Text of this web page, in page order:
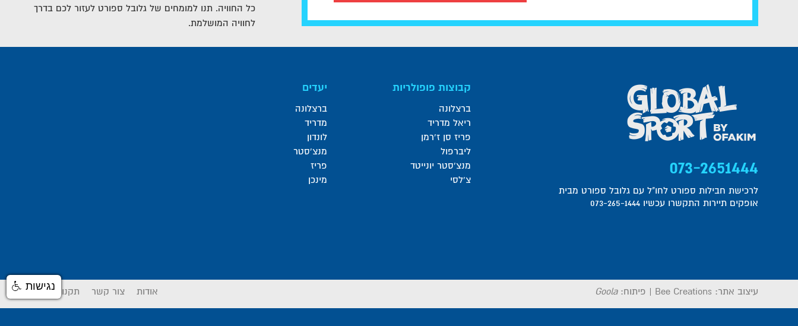
כל החוויה. תנו למומחים של גלובל ספורט לעזור לכם בדרך
לחוויה המושלמת.
073-2651444
לרכישת חבילות ספורט לחו"ל עם גלובל ספורט מבית
אופקים תיירות התקשרו עכשיו 073-265-1444
קבוצות פופולריות
ברצלונה
ריאל מדריד
פריז סן ז'רמן
ליברפול
מנצ'סטר יונייטד
צ'לסי
יעדים
ברצלונה
מדריד
לונדון
מנצ'סטר
פריז
מינכן
עיצוב אתר: Bee Creations
| פיתוח:Goola אודות צור קשר תקנון אתרנגישות